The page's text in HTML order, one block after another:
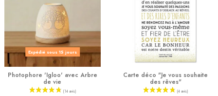
Expédié sous 15 jours
Photophore 'Igloo' avec Arbre
de vie
Carte déco "Je vous souhaite
des rêves"